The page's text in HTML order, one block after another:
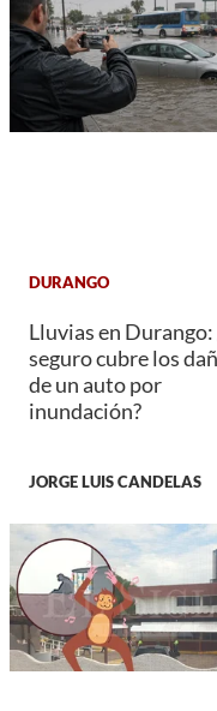
DURANGO
Lluvias en Durango:
seguro cubre los
de un auto por
inundación?
JORGE LUIS CANDELAS